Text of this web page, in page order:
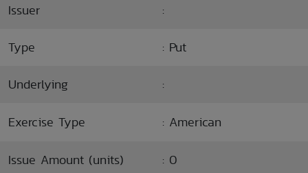
Issuer :
Type : Put
Underlying :
Exercise Type : American
Issue Amount (units) : 0